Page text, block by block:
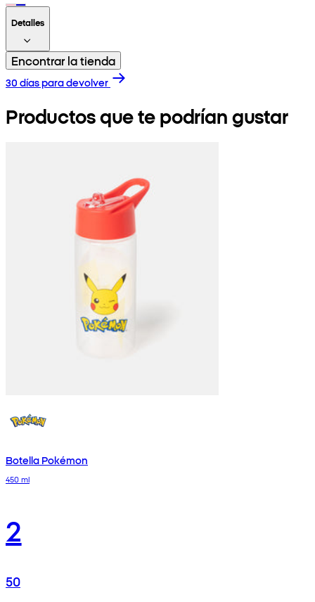
Detalles
Encontrar la tienda
30 días para devolver
Productos que te podrían gustar
Botella Pokémon
450 ml
2
50